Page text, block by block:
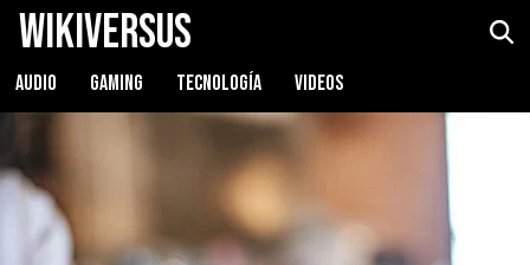
WikiVersus
AUDIO GAMING TECNOLOGÍA VIDEOS